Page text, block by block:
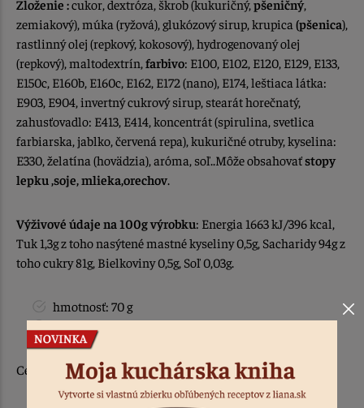
Zloženie :cukor, dextróza, škrob (kukuričný, pšeničný,
zemiakový), múka (ryžová), glukózový sirup, krupica (pšenica),
rastlinný olej (repkový, kokosový), hydrogenovaný olej
(repkový), maltodextrín, farbivo: E100, E102, E120, E129, E133,
E150c, E160b, E160c, E162, E172 (nano), E174, leštiaca látka:
E903, E904, invertný cukrový sirup, stearát horečnatý,
zahusťovadlo: E413, E414, koncentrát (spirulina, svetlica
farbiarska, jablko, červená repa), kukuričné otruby, kyselina:
E330, želatína (hovädzia), aróma, soľ..Môže obsahovaťstopy
lepku ,soje, mlieka,orechov
Výživové údaje na 100g výrobku: Energia 1663 kJ/396 kcal,
Tuk 1,3g z toho nasýtené mastné kyseliny 0,5g, Sacharidy 94g z
toho cukry 81g, Bielkoviny 0,5g, Soľ 0,03g.
hmotnosť: 70 g
krajina pôvodu/ vyrobené: v EU
Cena je uvedená za balenie 70 g posypu.